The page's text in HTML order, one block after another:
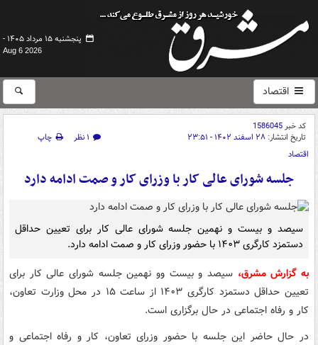
پنجشنبه ۱۵ مرداد ۱۴۰۵ -
Aug 6 2026
اقتصاد
کد خبر1586045
تاریخ انتشار: ۲۸ اسفند ۱۴۰۲ - ۲۳:۵۱ ۱ نظر
چاپ
اقتصاد
جلسه شورای عالی کار با وزرای کار و صمت ادامه دارد
سیصد و بیست و نهمین جلسه شورای عالی کار برای تعیین حداقل
دستمزد کارگری ۱۴۰۳ با حضور وزرای کار و صمت ادامه دارد.
به گزارش مشرق، سیصد و بیست وو نهمین جلسه شورای عالی کار برای
تعیین حداقل دستمزد کارگری ۱۴۰۳ از ساعت ۱۵ در محل وزارت تعاون،
کار و رفاه اجتماعی در حال برگزاری است.
در حال حاضر این جلسه با حضور وزرای تعاون، کار و رفاه اجتماعی و